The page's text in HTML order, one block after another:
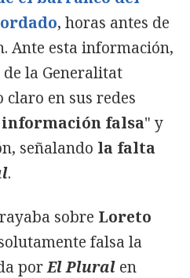
, horas antes de
Ante esta información,
la Generalitat
en sus redes
información falsa" y
señalando la falta
.
sobre Loreto
falsa la
porEl Plural en